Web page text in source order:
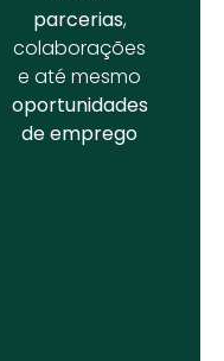
parcerias,
colaborações
e até mesmo
oportunidades
de emprego